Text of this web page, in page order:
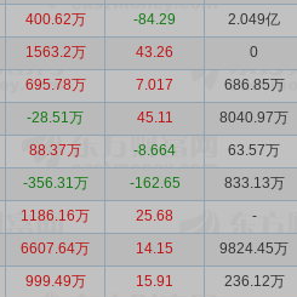
400.62万 -84.29 2.049亿
1563.2万 43.26 0
695.78万 7.017 686.85万
-28.51万 45.11 8040.97万
88.37万 -8.664 63.57万
-356.31万 -162.65 833.13万
1186.16万 25.68 -
6607.64万 14.15 9824.45万
999.49万 15.91 236.12万